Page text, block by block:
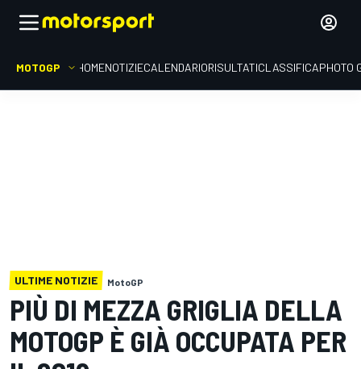
MOTOGP HOMENOTIZIECALENDARIORISULTATICLASSIFICAPHOTO
ULTIME NOTIZIE MotoGP
PIÙ DI MEZZA GRIGLIA DELLA
MOTOGP È GIÀ OCCUPATA PER